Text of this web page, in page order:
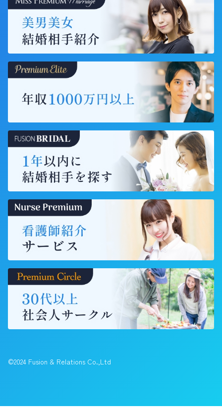
©2024 Fusion & Relations Co.,Ltd